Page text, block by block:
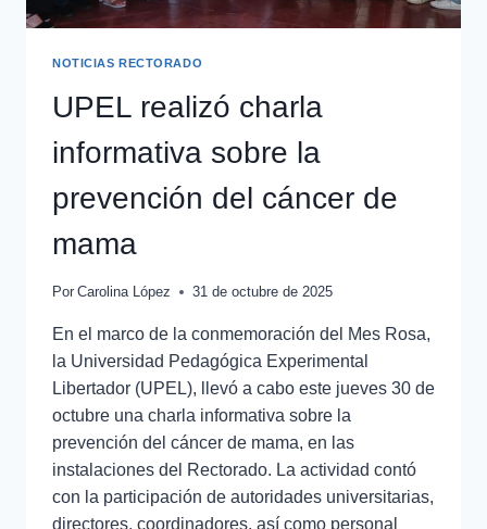
NOTICIAS RECTORADO
UPEL realizó charla
informativa sobre la
prevención del cáncer de
mama
Por Carolina López 31 de octubre de 2025
En el marco de la conmemoración del Mes Rosa,
la Universidad Pedagógica Experimental
Libertador (UPEL), llevó a cabo este jueves 30 de
octubre una charla informativa sobre la
prevención del cáncer de mama, en las
instalaciones del Rectorado. La actividad contó
con la participación de autoridades universitarias,
directores, coordinadores, así como personal